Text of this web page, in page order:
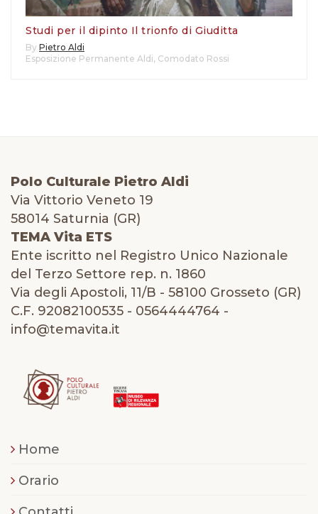
Studi per il dipinto Il trionfo di Giuditta
By Pietro Aldi
Esposizione Permanente Aldi, Comodato Rossi
Polo Culturale Pietro Aldi
Via Vittorio Veneto 19
58014 Saturnia (GR)
TEMA Vita ETS
Ente iscritto nel Registro Unico Nazionale
del Terzo Settore rep. n. 1860
Via degli Apostoli, 11/B - 58100 Grosseto (GR)
C.F. 92082100535 - 0564444764 -
info@temavita.it
Home
Orario